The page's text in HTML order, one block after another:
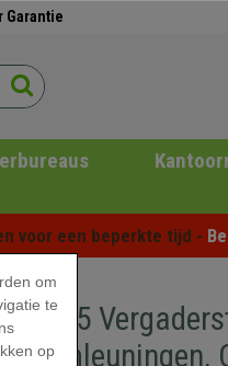
Garantie
voor een beperkte tijd -
van 5
Armleuningen,
om
te
op